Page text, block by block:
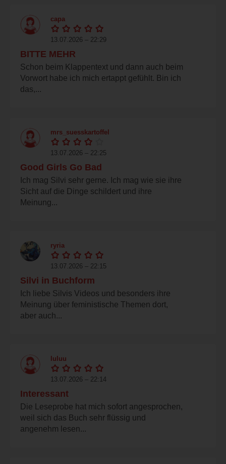
capa
13.07.2026 – 22:29
BITTE MEHR
Schon beim Klappentext und dann auch beim
Vorwort habe ich mich ertappt gefühlt. Bin ich
das,...
mrs_suesskartoffel
13.07.2026 – 22:25
Good Girls Go Bad
Ich mag Silvi sehr gerne. Ich mag wie sie ihre
Sicht auf die Dinge schildert und ihre
Meinung...
ryria
13.07.2026 – 22:15
Silvi in Buchform
Ich liebe Silvis Videos und besonders ihre
Meinung über feministische Themen dort,
aber auch...
luluu
13.07.2026 – 22:14
Interessant
Die Leseprobe hat mich sofort angesprochen,
weil sich das Buch sehr flüssig und
angenehm lesen...